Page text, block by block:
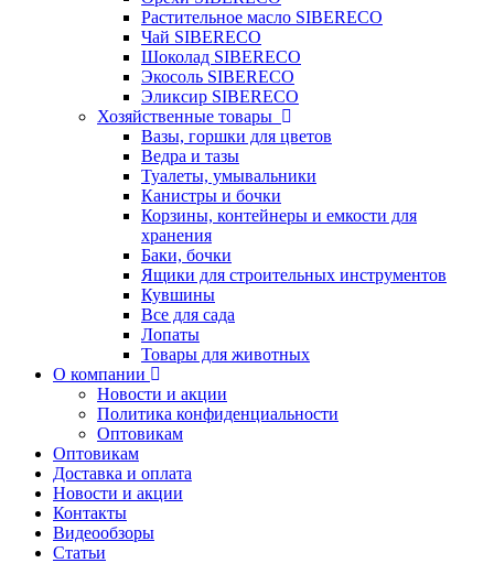
Растительное масло SIBERECO
Чай SIBERECO
Шоколад SIBERECO
Экосоль SIBERECO
Эликсир SIBERECO
Хозяйственные товары
Вазы, горшки для цветов
Ведра и тазы
Туалеты, умывальники
Канистры и бочки
Корзины, контейнеры и емкости для
хранения
Баки, бочки
Ящики для строительных инструментов
Кувшины
Все для сада
Лопаты
Товары для животных
О компании
Новости и акции
Политика конфиденциальности
Оптовикам
Оптовикам
Доставка и оплата
Новости и акции
Контакты
Видеообзоры
Статьи